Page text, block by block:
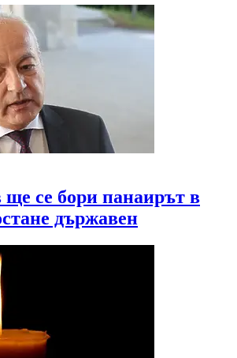
се бори панаирът в
държавен